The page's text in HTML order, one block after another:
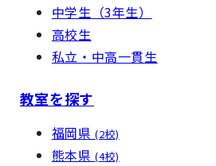
中学生（3年生）
高校生
私立・中高一貫生
教室を探す
福岡県(2校)
熊本県(4校)